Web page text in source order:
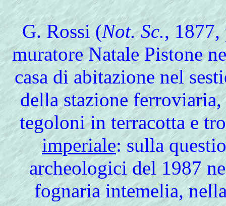
G. Rossi (Not. Sc., 1877,
muratore Natale Pistone
casa di abitazione nel
della stazione
tegoloni in terracotta e
imperiale: sulla
archeologici del 1987
fognaria intemelia,